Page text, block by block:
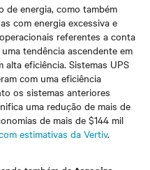
de energia, como também
com energia excessiva e
referentes a conta
tendência ascendente em
eficiência. Sistemas UPS
com uma eficiência
os sistemas anteriores
uma redução de mais de
de mais de $144 mil
estimativas da Vertiv.